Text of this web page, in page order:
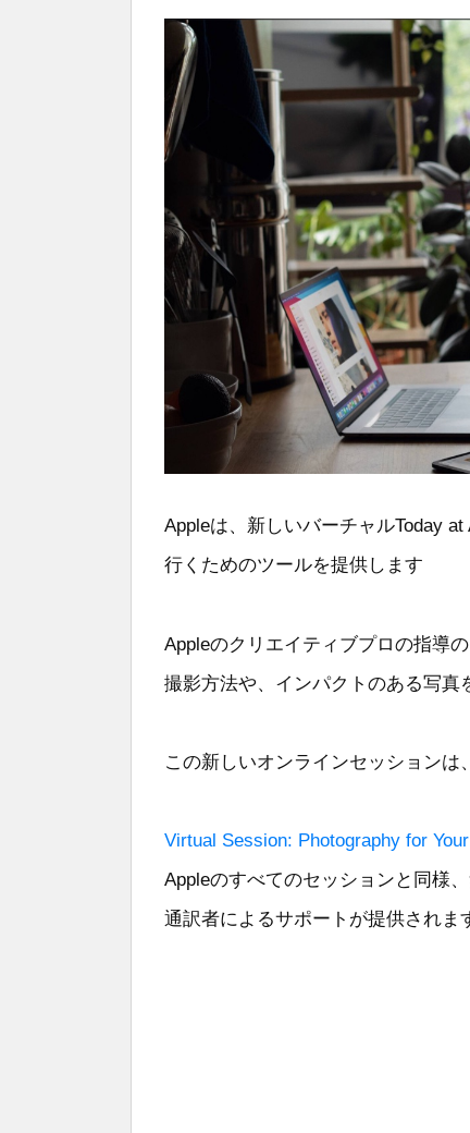
Appleは、新しいバーチャルToday
行くためのツールを提供します
Appleのクリエイティブプロの指導
撮影方法や、インパクトのある写
この新しいオンラインセッション
Virtual Session: Photography for
Appleのすべてのセッションと同様
通訳者によるサポートが提供されま